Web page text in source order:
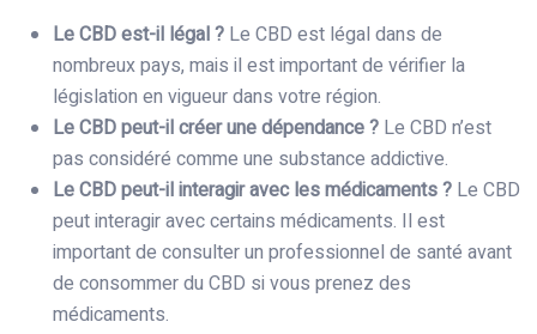
Le CBD est-il légal ? Le CBD est légal dans de
nombreux pays, mais il est important de vérifier la
législation en vigueur dans votre région.
Le CBD peut-il créer une dépendance ? Le CBD n’est
pas considéré comme une substance addictive.
Le CBD peut-il interagir avec les médicaments ? Le CBD
peut interagir avec certains médicaments. Il est
important de consulter un professionnel de santé avant
de consommer du CBD si vous prenez des
médicaments.